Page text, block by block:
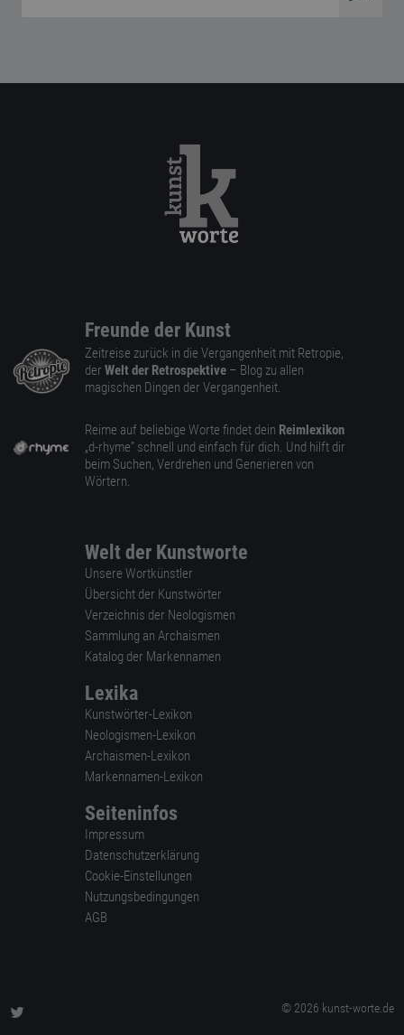
Freunde der Kunst
Zeitreise zurück in die Vergangenheit mit Retropie,
der Welt der Retrospektive – Blog zu allen
magischen Dingen der Vergangenheit.
Reime auf beliebige Worte findet dein Reimlexikon
„d-rhyme” schnell und einfach für dich. Und hilft dir
beim Suchen, Verdrehen und Generieren von
Wörtern.
Welt der Kunstworte
Unsere Wortkünstler
Übersicht der Kunstwörter
Verzeichnis der Neologismen
Sammlung an Archaismen
Katalog der Markennamen
Lexika
Kunstwörter-Lexikon
Neologismen-Lexikon
Archaismen-Lexikon
Markennamen-Lexikon
Seiteninfos
Impressum
Datenschutzerklärung
Cookie-Einstellungen
Nutzungsbedingungen
AGB
© 2026 kunst-worte.de